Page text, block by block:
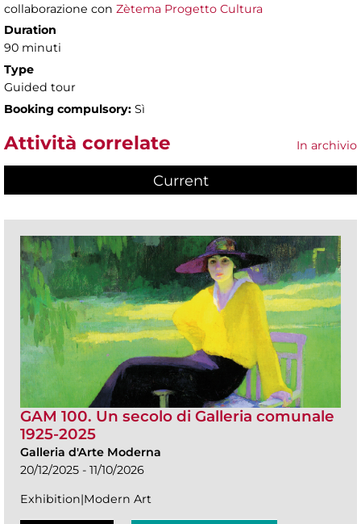
collaborazione con Zètema Progetto Cultura
Duration
90 minuti
Type
Guided tour
Booking compulsory: Sì
Attività correlate In archivio
Current(active tab)
GAM 100. Un secolo di Galleria comunale
1925-2025
Galleria d'Arte Moderna
20/12/2025 - 11/10/2026
Exhibition|Modern Art